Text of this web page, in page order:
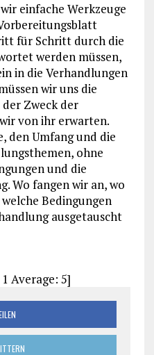
einfache Werkzeuge
für Schritt durch die
werden müssen,
in die Verhandlungen
wir uns die
Zweck der
von ihr erwarten.
den Umfang und die
ohne
und die
Wo fangen wir an, wo
Bedingungen
ausgetauscht
1 Average: 5]